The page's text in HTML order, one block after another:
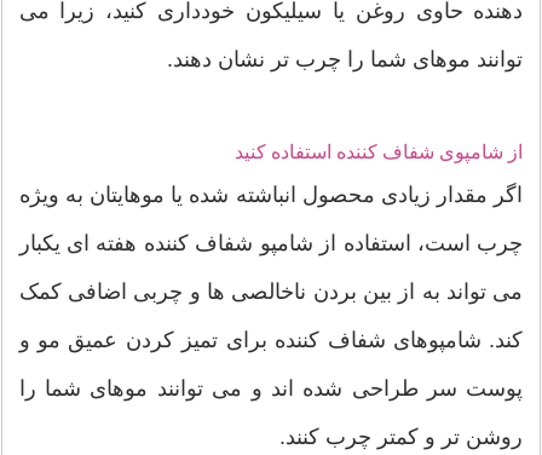
دهنده حاوی روغن یا سیلیکون خودداری کنید، زیرا می
توانند موهای شما را چرب تر نشان دهند.
از شامپوی شفاف کننده استفاده کنید
اگر مقدار زیادی محصول انباشته شده یا موهایتان به ویژه
چرب است، استفاده از شامپو شفاف کننده هفته ای یکبار
می تواند به از بین بردن ناخالصی ها و چربی اضافی کمک
کند. شامپوهای شفاف کننده برای تمیز کردن عمیق مو و
پوست سر طراحی شده اند و می توانند موهای شما را
روشن تر و کمتر چرب کنند.